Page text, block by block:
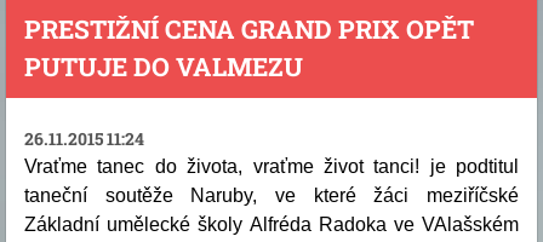
PRESTIŽNÍ CENA GRAND PRIX OPĚT
PUTUJE DO VALMEZU
26.11.2015 11:24
Vraťme tanec do života, vraťme život tanci! je podtitul
taneční soutěže Naruby, ve které žáci meziříčské
Základní umělecké školy Alfréda Radoka ve VAlašském